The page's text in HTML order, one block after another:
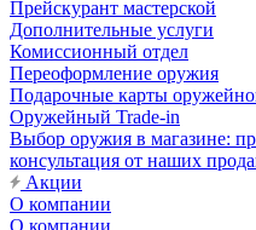
Прейскурант мастерской
Дополнительные услуги
Комиссионный отдел
Переоформление оружия
Подарочные карты
Оружейный Trade-in
Выбор оружия в магазине:
консультация от наших
Акции
О компании
О компании